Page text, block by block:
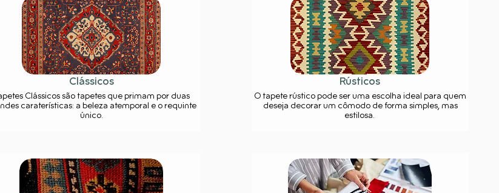
Clássicos
Clássicos são tapetes que primam por duas
caraterísticas: a beleza atemporal e o requinte
único.
Rústicos
O tapete rústico pode ser uma escolha ideal para quem
deseja decorar um cômodo de forma simples, mas
estilosa.